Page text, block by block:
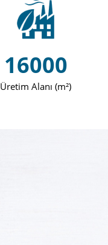
16000
Üretim Alanı (m²)